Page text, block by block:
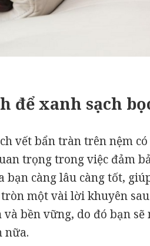
để xanh sạch
vết bẩn tràn trên nệm
trọng trong việc đảm
bạn càng lâu càng tốt,
một vài lời khuyên
và bền vững, do đó bạn
nữa.